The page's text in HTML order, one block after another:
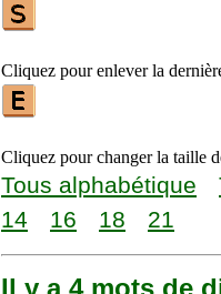
Cliquez pour enlever la
Cliquez pour changer la taille
Tous alphabétique
14
16 18 21
Il y a 4 mots de